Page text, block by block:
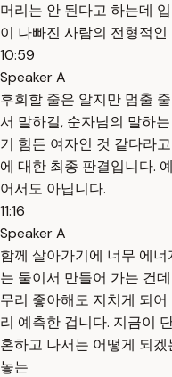
머리는 안 된다고 하는데
이 나빠진 사람의 전형적인
10:59
Speaker A
후회할 줄은 알지만 멈출
서 말하길, 순자님의 말하
기 힘든 여자인 것 같다라
에 대한 최종 판결입니다.
어서도 아닙니다.
11:16
Speaker A
함께 살아가기에 너무 에
는 둘이서 만들어 가는 건
무리 좋아해도 지치게 되
리 예측한 겁니다. 지금이
혼하고 나서는 어떻게 되
놓는